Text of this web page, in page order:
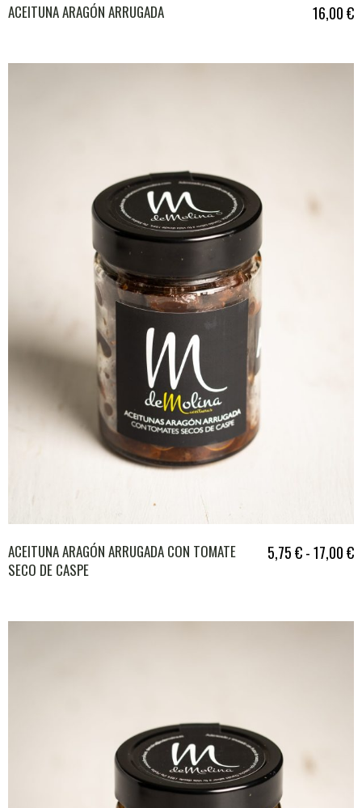
ACEITUNA ARAGÓN ARRUGADA 16,00€
ACEITUNA ARAGÓN ARRUGADA CON TOMATE
SECO DE CASPE
5,75€-17,00€